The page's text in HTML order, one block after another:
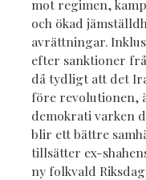
mot regimen,
och ökad
avrättningar.
efter sanktioner
då tydligt att det
före revolutionen,
demokrati varken
blir ett bättre
tillsätter ex-
ny folkvald